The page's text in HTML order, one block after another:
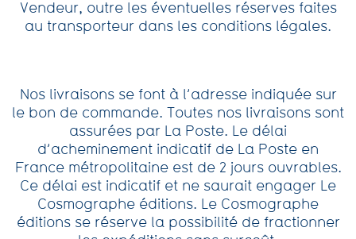
Vendeur, outre les éventuelles réserves faites
au transporteur dans les conditions légales.
Nos livraisons se font à l’adresse indiquée sur
le bon de commande. Toutes nos livraisons sont
assurées par La Poste. Le délai
d’acheminement indicatif de La Poste en
France métropolitaine est de 2 jours ouvrables.
Ce délai est indicatif et ne saurait engager Le
Cosmographe éditions. Le Cosmographe
éditions se réserve la possibilité de fractionner